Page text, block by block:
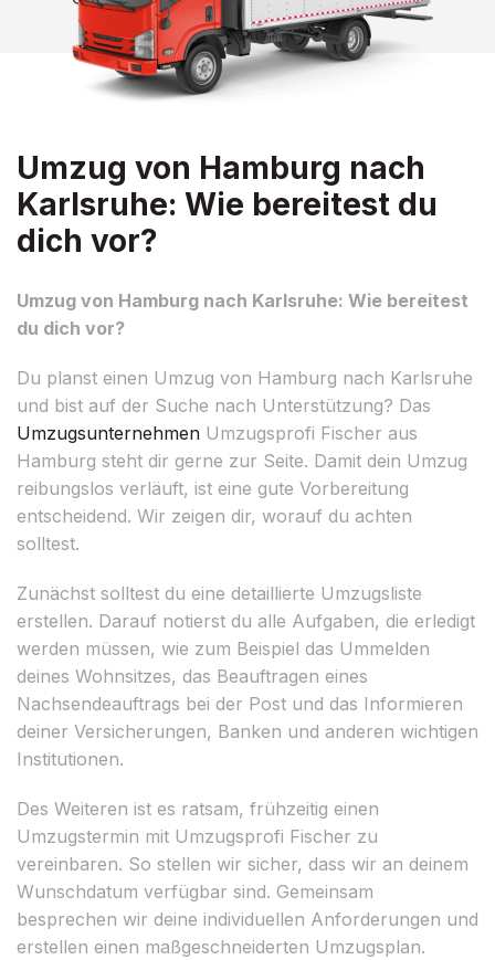
Umzug von Hamburg nach
Karlsruhe: Wie bereitest du
dich vor?
Umzug von Hamburg nach Karlsruhe: Wie bereitest
du dich vor?
Du planst einen Umzug von Hamburg nach Karlsruhe
und bist auf der Suche nach Unterstützung? Das
Umzugsunternehmen Umzugsprofi Fischer aus
Hamburg steht dir gerne zur Seite. Damit dein Umzug
reibungslos verläuft, ist eine gute Vorbereitung
entscheidend. Wir zeigen dir, worauf du achten
solltest.
Zunächst solltest du eine detaillierte Umzugsliste
erstellen. Darauf notierst du alle Aufgaben, die erledigt
werden müssen, wie zum Beispiel das Ummelden
deines Wohnsitzes, das Beauftragen eines
Nachsendeauftrags bei der Post und das Informieren
deiner Versicherungen, Banken und anderen wichtigen
Institutionen.
Des Weiteren ist es ratsam, frühzeitig einen
Umzugstermin mit Umzugsprofi Fischer zu
vereinbaren. So stellen wir sicher, dass wir an deinem
Wunschdatum verfügbar sind. Gemeinsam
besprechen wir deine individuellen Anforderungen und
erstellen einen maßgeschneiderten Umzugsplan.